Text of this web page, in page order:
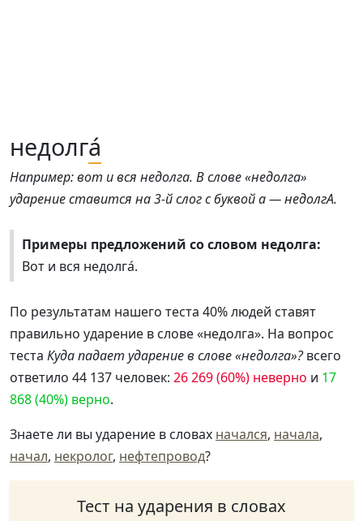
недолга́
Например: вот и вся недолга. В слове «недолга»
ударение ставится на 3-й слог с буквой а — недолгА.
Примеры предложений со словом недолга:
Вот и вся недолга́.
По результатам нашего теста 40% людей ставят
правильно ударение в слове «недолга». На вопрос
теста Куда падает ударение в слове «недолга»?всего
ответило 44 137 человек: 26 269 (60%) неверно и 17
868 (40%) верно.
Знаете ли вы ударение в словах начался, начала,
начал, некролог, нефтепровод?
Тест на ударения в словах